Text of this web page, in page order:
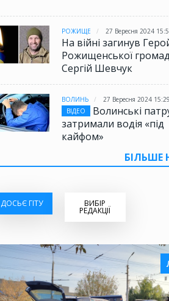
РОЖИЩЕ 27 Вересня 2024
На війні загинув
Рожищенської
Сергій Шевчук
ВОЛИНЬ
27 Вересня 2024 15:29
ВІДЕО
Волинські
затримали водія «під
кайфом»
БІЛЬШЕ
ДОСЬЄ ГІТУ ВИБІР
РЕДАКЦІЇ